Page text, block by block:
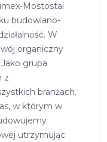
Mostostal
budowlano-
W
organiczny
grupa
z
branżach.
w którym w
utrzymując